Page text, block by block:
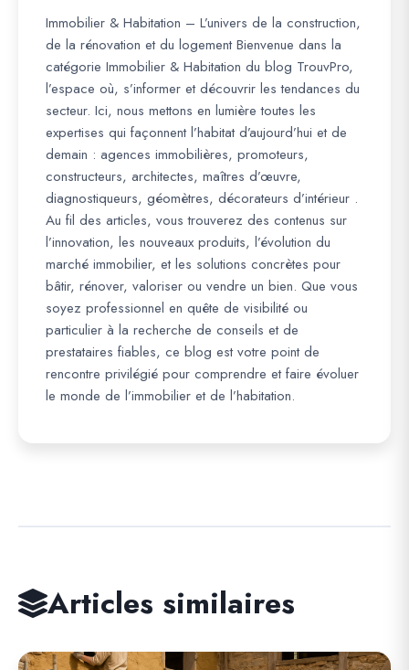
Immobilier & Habitation – L’univers de la construction,
de la rénovation et du logement Bienvenue dans la
catégorie Immobilier & Habitation du blog TrouvPro,
l’espace où, s’informer et découvrir les tendances du
secteur. Ici, nous mettons en lumière toutes les
expertises qui façonnent l’habitat d’aujourd’hui et de
demain : agences immobilières, promoteurs,
constructeurs, architectes, maîtres d’œuvre,
diagnostiqueurs, géomètres, décorateurs d’intérieur .
Au fil des articles, vous trouverez des contenus sur
l’innovation, les nouveaux produits, l’évolution du
marché immobilier, et les solutions concrètes pour
bâtir, rénover, valoriser ou vendre un bien. Que vous
soyez professionnel en quête de visibilité ou
particulier à la recherche de conseils et de
prestataires fiables, ce blog est votre point de
rencontre privilégié pour comprendre et faire évoluer
le monde de l’immobilier et de l’habitation.
Articles similaires